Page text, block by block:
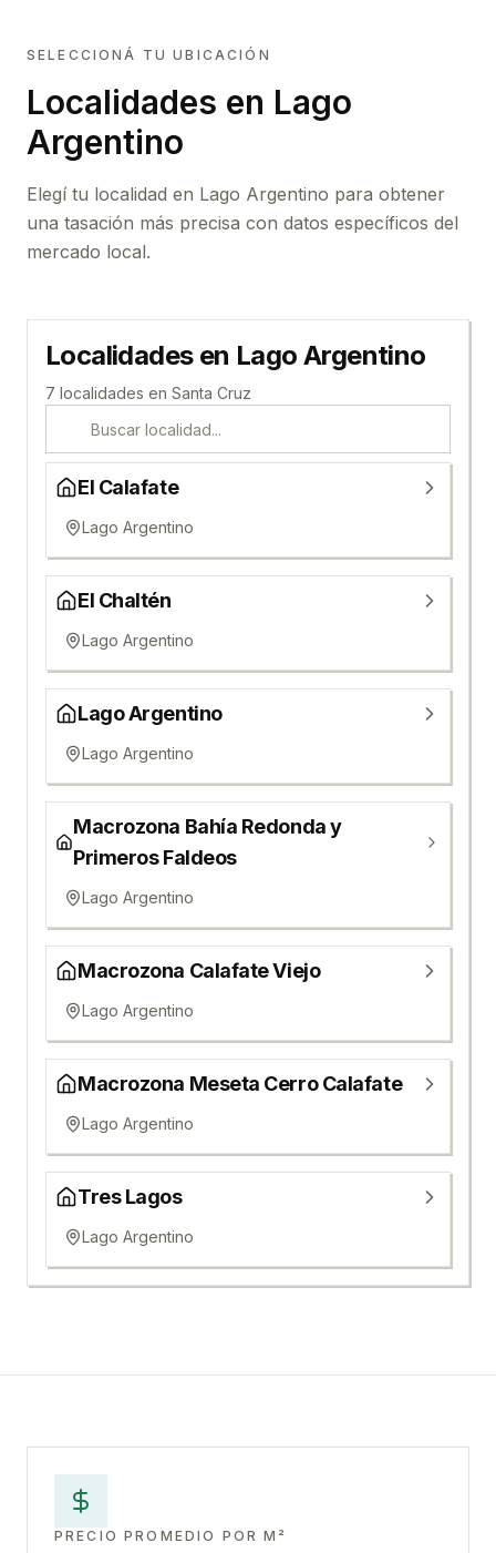
SELECCIONÁ TU UBICACIÓN
Localidades en Lago
Argentino
Elegí tu localidad en Lago Argentino para obtener
una tasación más precisa con datos específicos del
mercado local.
Localidades en Lago Argentino
7 localidades en Santa Cruz
El Calafate
Lago Argentino
El Chaltén
Lago Argentino
Lago Argentino
Lago Argentino
Macrozona Bahía Redonda y
Primeros Faldeos
Lago Argentino
Macrozona Calafate Viejo
Lago Argentino
Macrozona Meseta Cerro Calafate
Lago Argentino
Tres Lagos
Lago Argentino
PRECIO PROMEDIO POR M²